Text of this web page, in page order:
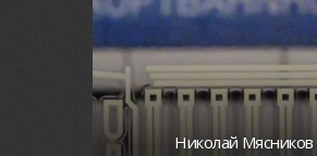
Николай Мясников